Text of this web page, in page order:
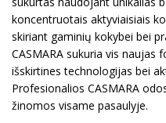
koncentruotais aktyviaisiais
skiriant gaminių kokybei bei
CASMARA sukuria vis naujas
išskirtines technologijas bei
Profesionalios CASMARA
žinomos visame pasaulyje.